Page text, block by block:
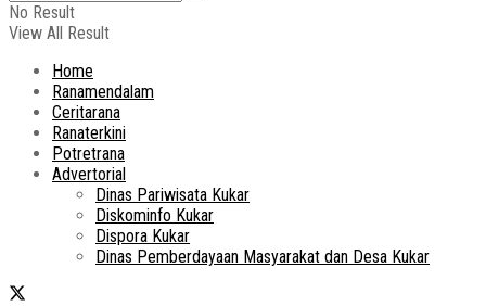
No Result
View All Result
Home
Ranamendalam
Ceritarana
Ranaterkini
Potretrana
Advertorial
Dinas Pariwisata Kukar
Diskominfo Kukar
Dispora Kukar
Dinas Pemberdayaan Masyarakat dan Desa Kukar